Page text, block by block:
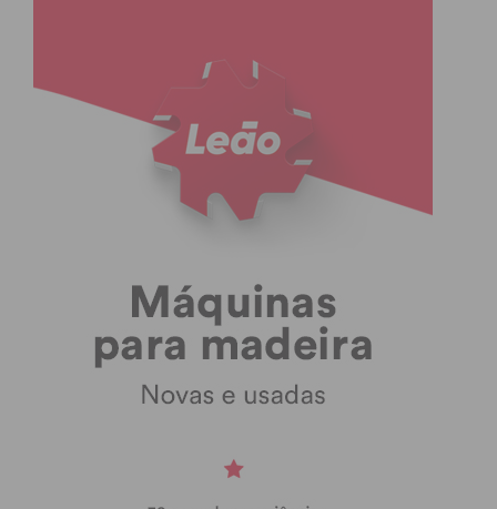
Subscreva a newsletter do
Imediato
Assine nossa newsletter por e-mail e